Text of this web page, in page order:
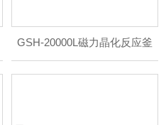
GSH-20000L磁力晶化反应釜